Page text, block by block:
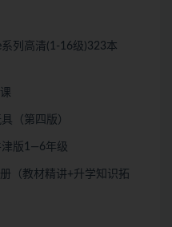
列高清(1-16级)323本
（第四版）
津版1—6年级
（教材精讲+升学知识拓